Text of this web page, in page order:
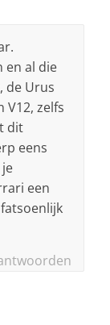
en al die
de Urus
V12, zelfs
dit
eens
een